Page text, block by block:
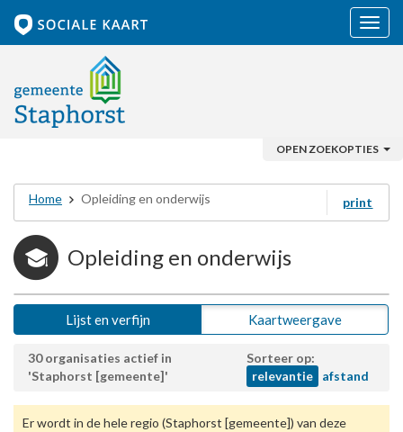
OPEN ZOEKOPTIES
Home Opleiding en onderwijs print
Opleiding en onderwijs
Lijst en verfijn Kaartweergave
30 organisaties actief in
'Staphorst [gemeente]'
Sorteer op:
relevantie
afstand
Er wordt in de hele regio (Staphorst [gemeente]) van deze